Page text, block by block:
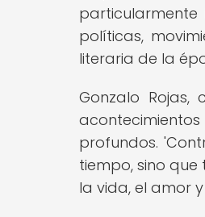
políticas,
literaria de la
Gonzalo
profundos.
tiempo, sino
la vida, el amor